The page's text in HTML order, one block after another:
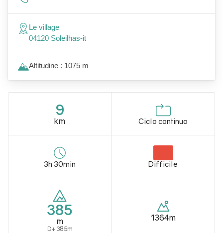
9
km Ciclo continuo
3h 30min Difficile
385
m
D+ 385m
1364m
Le village
04120 Soleilhas-it
Altitudine : 1075 m